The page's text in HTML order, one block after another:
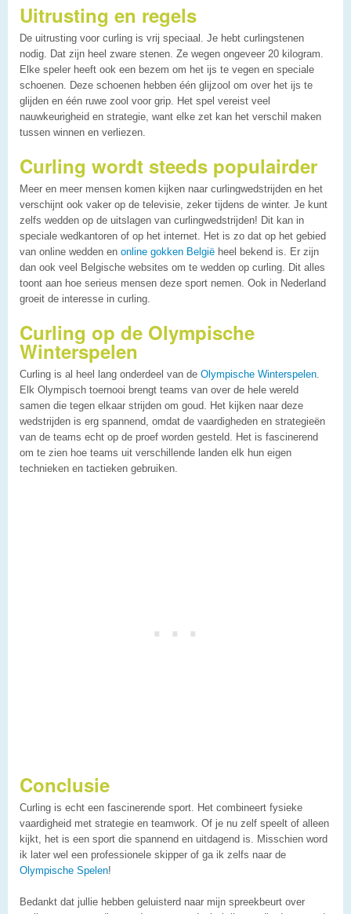
Uitrusting en regels
De uitrusting voor curling is vrij speciaal. Je hebt curlingstenen
nodig. Dat zijn heel zware stenen. Ze wegen ongeveer 20 kilogram.
Elke speler heeft ook een bezem om het ijs te vegen en speciale
schoenen. Deze schoenen hebben één glijzool om over het ijs te
glijden en één ruwe zool voor grip. Het spel vereist veel
nauwkeurigheid en strategie, want elke zet kan het verschil maken
tussen winnen en verliezen.
Curling wordt steeds populairder
Meer en meer mensen komen kijken naar curlingwedstrijden en het
verschijnt ook vaker op de televisie, zeker tijdens de winter. Je kunt
zelfs wedden op de uitslagen van curlingwedstrijden! Dit kan in
speciale wedkantoren of op het internet. Het is zo dat op het gebied
van online wedden en online gokken België heel bekend is. Er zijn
dan ook veel Belgische websites om te wedden op curling. Dit alles
toont aan hoe serieus mensen deze sport nemen. Ook in Nederland
groeit de interesse in curling.
Curling op de Olympische
Winterspelen
Curling is al heel lang onderdeel van de Olympische Winterspelen
Elk Olympisch toernooi brengt teams van over de hele wereld
samen die tegen elkaar strijden om goud. Het kijken naar deze
wedstrijden is erg spannend, omdat de vaardigheden en strategieën
van de teams echt op de proef worden gesteld. Het is fascinerend
om te zien hoe teams uit verschillende landen elk hun eigen
technieken en tactieken gebruiken.
Conclusie
Curling is echt een fascinerende sport. Het combineert fysieke
vaardigheid met strategie en teamwork. Of je nu zelf speelt of alleen
kijkt, het is een sport die spannend en uitdagend is. Misschien word
ik later wel een professionele skipper of ga ik zelfs naar de
Olympische Spelen!
Bedankt dat jullie hebben geluisterd naar mijn spreekbeurt over